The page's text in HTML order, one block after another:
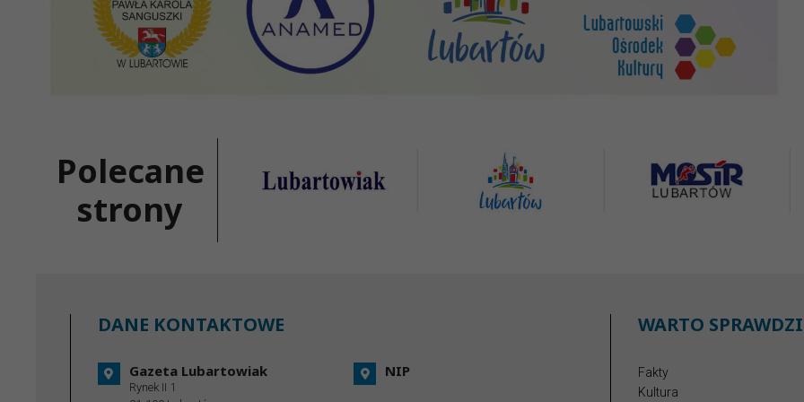
Polecane
strony
DANE KONTAKTOWE
Gazeta Lubartowiak
Rynek II 1
NIP
WARTO
Fakty
Kultura